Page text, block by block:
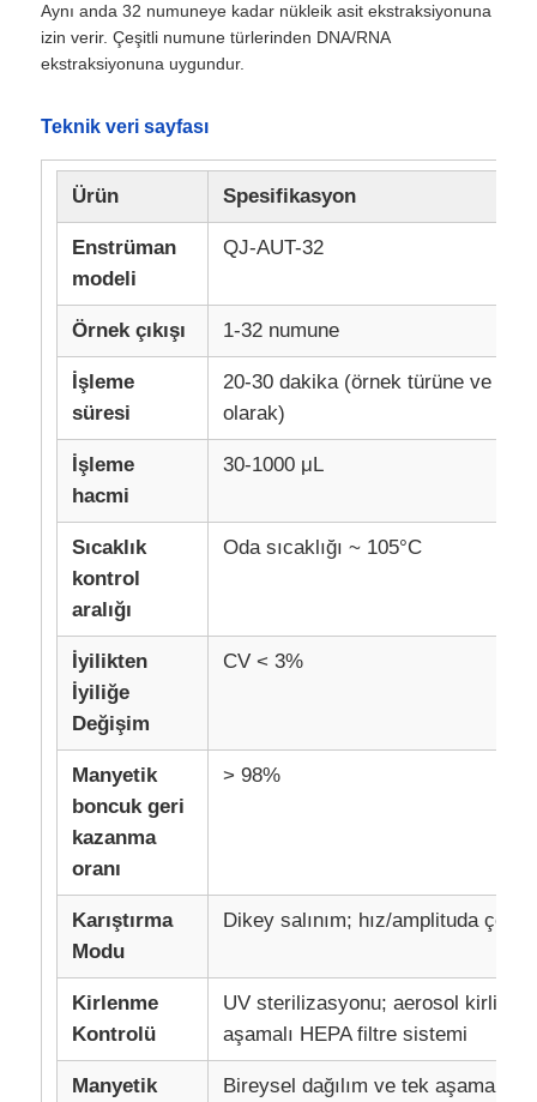
Ana Sayfa
Hakkımızda
Aynı anda 32 numuneye kadar nükleik asit ekstraksiyonuna
izin verir. Çeşitli numune türlerinden DNA/RNA
ekstraksiyonuna uygundur.
Teknik veri sayfası
Ürün Spesifikasyon
Enstrüman
modeli
QJ-AUT-32
Örnek çıkışı 1-32 numune
İşleme
süresi
20-30 dakika (örnek türüne ve
olarak)
İşleme
hacmi
30-1000 μL
Sıcaklık
kontrol
aralığı
Oda sıcaklığı ~ 105°C
İyilikten
İyiliğe
Değişim
CV < 3%
Manyetik
boncuk geri
kazanma
oranı
> 98%
Karıştırma
Modu
Dikey salınım; hız/amplituda çok
Kirlenme
Kontrolü
UV sterilizasyonu; aerosol
aşamalı HEPA filtre sistemi
Manyetik Bireysel dağılım ve tek aşamalı